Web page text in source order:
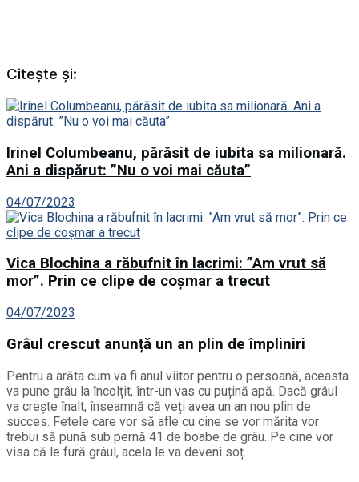
Citește și:
Irinel Columbeanu, părăsit de iubita sa milionară.
Ani a dispărut: ”Nu o voi mai căuta”
04/07/2023
Vica Blochina a răbufnit în lacrimi: ”Am vrut să
mor”. Prin ce clipe de coșmar a trecut
04/07/2023
Grâul crescut anunță un an plin de împliniri
Pentru a arăta cum va fi anul viitor pentru o persoană, aceasta
va pune grâu la încolțit, într-un vas cu puțină apă. Dacă grâul
va crește înalt, înseamnă că veți avea un an nou plin de
succes. Fetele care vor să afle cu cine se vor mărita vor
trebui să pună sub pernă 41 de boabe de grâu. Pe cine vor
visa că le fură grâul, acela le va deveni soț.